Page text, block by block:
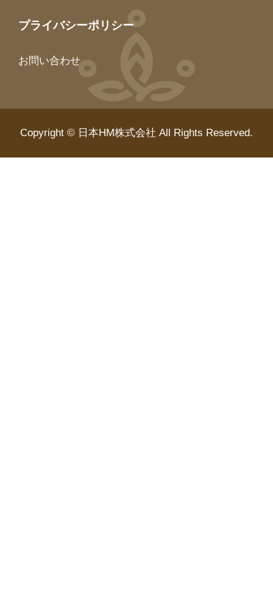
プライバシーポリシー
お問い合わせ
Copyright © 日本HM株式会社 All Rights Reserved.